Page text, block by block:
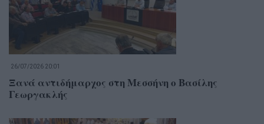
26/07/2026 20:01
Ξανά αντιδήμαρχος στη Μεσσήνη ο Βασίλης
Γεωργακλής